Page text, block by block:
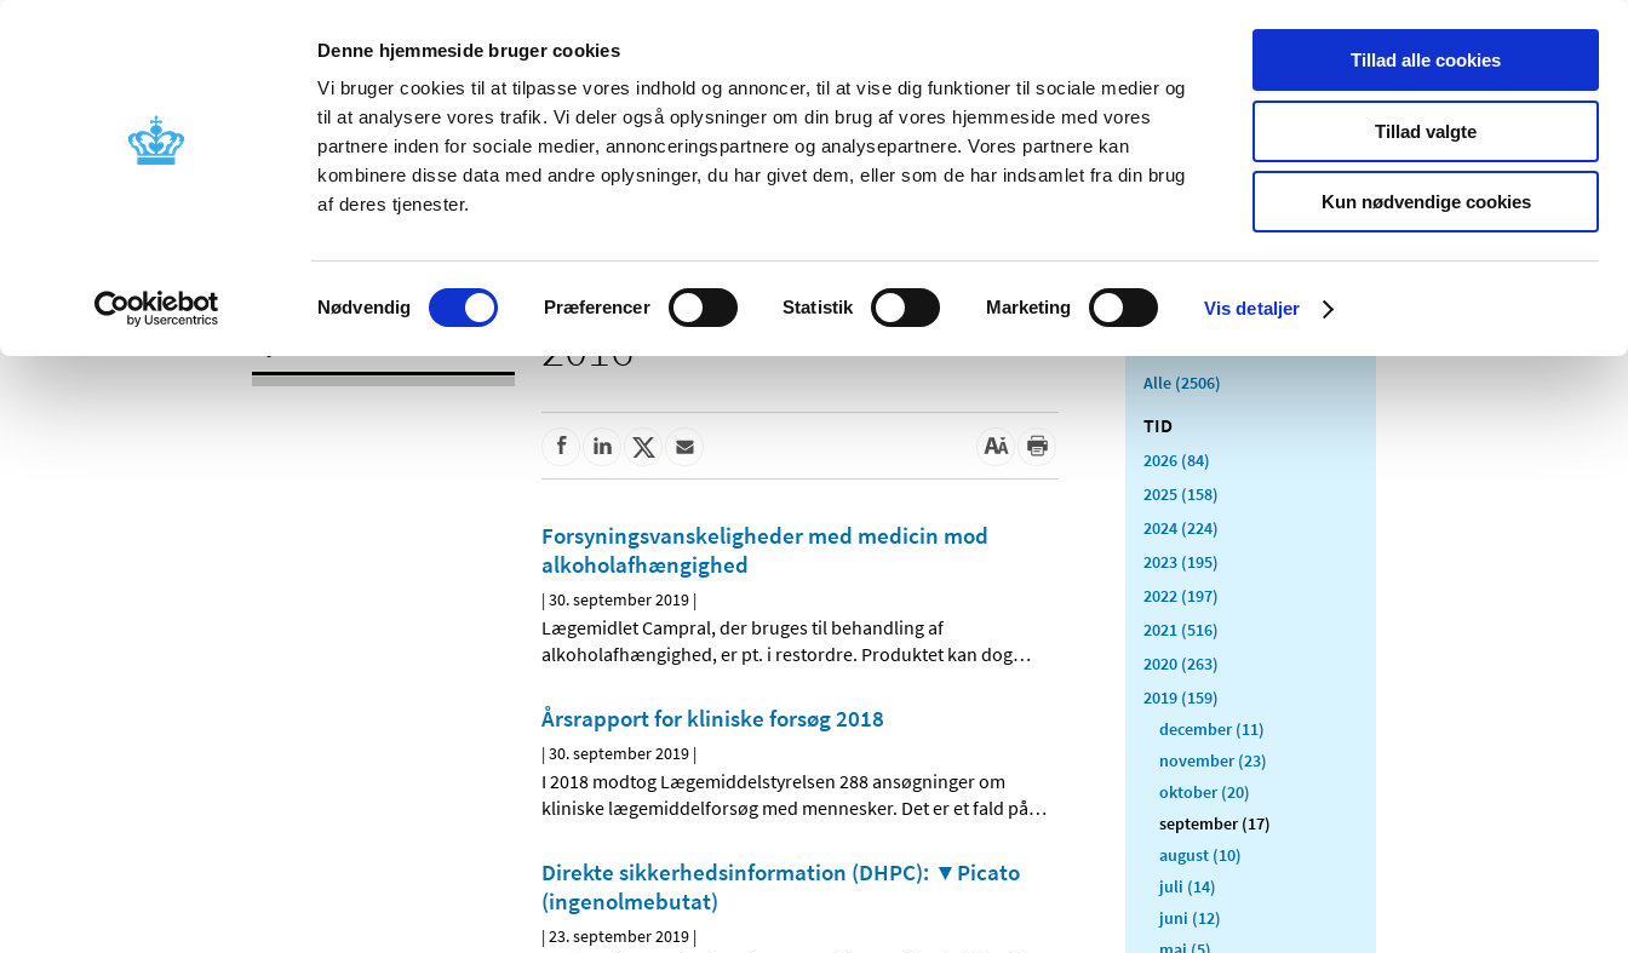
Denne hjemmeside bruger cookies
Vi bruger cookies til at tilpasse vores indhold og annoncer, til at vise dig funktioner til sociale medier og
til at analysere vores trafik. Vi deler også oplysninger om din brug af vores hjemmeside med vores
partnere inden for sociale medier, annonceringspartnere og analysepartnere. Vores partnere kan
kombinere disse data med andre oplysninger, du har givet dem, eller som de har indsamlet fra din brug
af deres tjenester.
Samtykkevalg
Nødvendig Præferencer Statistik Marketing Vis detaljer
Tillad alle cookies
Tillad valgte
Kun nødvendige cookies
Nyheder Om os Kontakt Udgivelser
Godkendelse og
Bivirkninger og
produktinformation
Tilskud og
Apoteker og salg af
Medicinsk
Særlige
produktområder
2016
Forsyningsvanskeligheder med medicin mod
alkoholafhængighed
|30. september 2019 |
Lægemidlet Campral, der bruges til behandling af
alkoholafhængighed, er pt. i restordre. Produktet kan dog…
Årsrapport for kliniske forsøg 2018
|30. september 2019 |
I 2018 modtog Lægemiddelstyrelsen 288 ansøgninger om
kliniske lægemiddelforsøg med mennesker. Det er et fald på…
Direkte sikkerhedsinformation (DHPC): ▼Picato
(ingenolmebutat)
|23. september 2019 |
Alle (2506)
TID
2026 (84)
2025 (158)
2024 (224)
2023 (195)
2022 (197)
2021 (516)
2020 (263)
2019 (159)
december (11)
november (23)
oktober (20)
september (17)
august (10)
juli (14)
juni (12)